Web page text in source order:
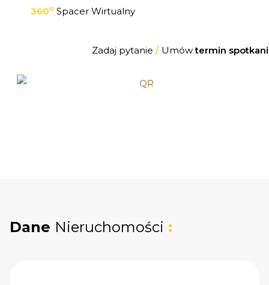
360o Spacer Wirtualny
Zadaj pytanie /Umówtermin
Dane Nieruchomości :